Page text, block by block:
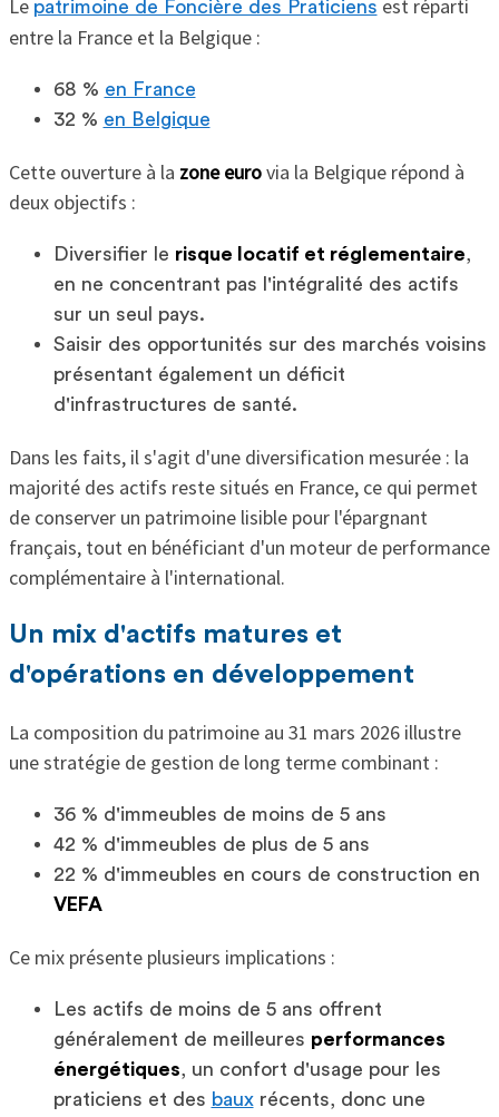
Le patrimoine de Foncière des Praticiens est réparti
entre la France et la Belgique :
68 % en France
32 % en Belgique
Cette ouverture à la zone eurovia la Belgique répond à
deux objectifs :
Diversifier le risque locatif et réglementaire,
en ne concentrant pas l'intégralité des actifs
sur un seul pays.
Saisir des opportunités sur des marchés voisins
présentant également un déficit
d'infrastructures de santé.
Dans les faits, il s'agit d'une diversification mesurée : la
majorité des actifs reste situés en France, ce qui permet
de conserver un patrimoine lisible pour l'épargnant
français, tout en bénéficiant d'un moteur de performance
complémentaire à l'international.
Un mix d'actifs matures et
d'opérations en développement
La composition du patrimoine au 31 mars 2026 illustre
une stratégie de gestion de long terme combinant :
36 % d'immeubles de moins de 5 ans
42 % d'immeubles de plus de 5 ans
22 % d'immeubles en cours de construction en
VEFA
Ce mix présente plusieurs implications :
Les actifs de moins de 5 ans offrent
généralement de meilleures performances
énergétiques, un confort d'usage pour les
praticiens et des bauxrécents, donc une